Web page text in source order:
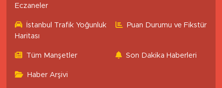
Eczaneler
İstanbul Trafik Yoğunluk
Haritası
Puan Durumu ve Fikstür
Tüm Manşetler Son Dakika Haberleri
Haber Arşivi